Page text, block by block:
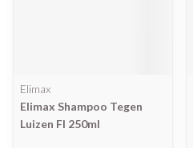
Elimax
Elimax Shampoo Tegen
Luizen Fl 250ml